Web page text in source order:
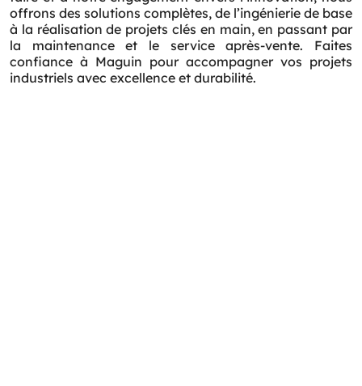
offrons des solutions complètes, de l’ingénierie de base
à la réalisation de projets clés en main, en passant par
la maintenance et le service après-vente. Faites
confiance à Maguin pour accompagner vos projets
industriels avec excellence et durabilité.